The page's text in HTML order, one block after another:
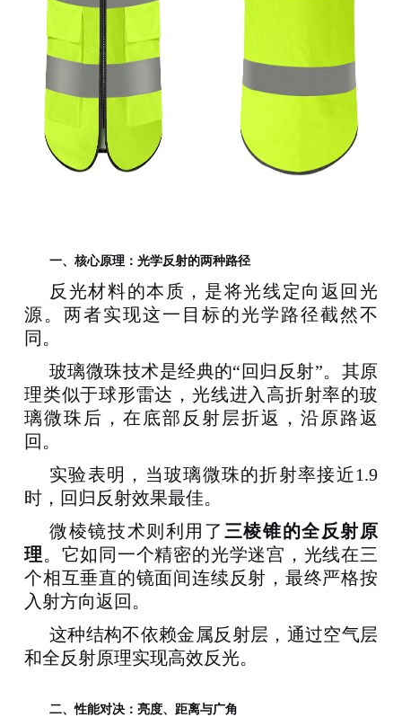
一、 核心原理：光学反射的两种路径
反光材料的本质，是将光线定向返回光
源。两者实现这一目标的光学路径截然不
同。
玻璃微珠技术是经典的“回归反射”。其原
理类似于球形雷达，光线进入高折射率的玻
璃微珠后，在底部反射层折返，沿原路返
回 。
实验表明，当玻璃微珠的折射率接近1.9
时，回归反射效果最佳。
微棱镜技术则利用了 三棱锥的全反射原
理。它如同一个精密的光学迷宫，光线在三
个相互垂直的镜面间连续反射，最终严格按
入射方向返回 。
这种结构不依赖金属反射层，通过空气层
和全反射原理实现高效反光。
二、性能对决：亮度、距离与广角